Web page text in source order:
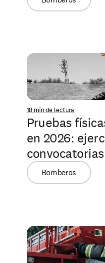
18 min de lectura
Pruebas
en 2026:
convocatorias
Bomberos